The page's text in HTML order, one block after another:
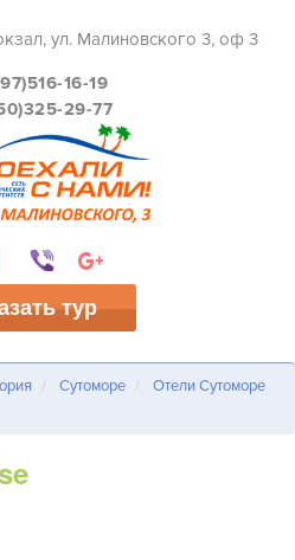
ул. Малиновского 3, оф 3
16-19
29-77
тур
Сутоморе
Отели Сутоморе